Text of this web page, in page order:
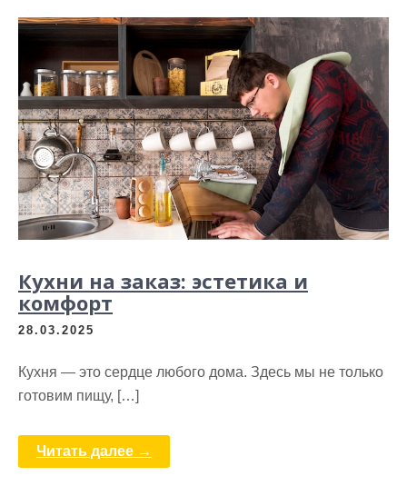
Кухни на заказ: эстетика и
комфорт
28.03.2025
Кухня — это сердце любого дома. Здесь мы не только
готовим пищу, […]
Читать далее →